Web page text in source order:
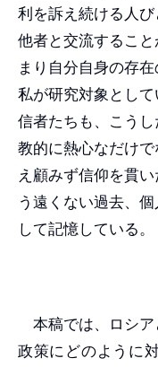
利を訴え続ける人
他者と交流するこ
まり自分自身の存
私が研究対象とし
信者たちも、こう
教的に熱心なだけ
え顧みず信仰を貫
う遠くない過去、
して記憶している。
本稿では、ロシア
政策にどのように